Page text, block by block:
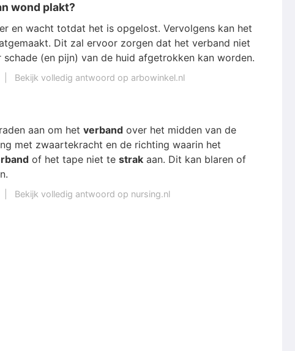
wond plakt?
en wacht totdat het is opgelost. Vervolgens kan het
Dit zal ervoor zorgen dat het verband niet
(en pijn) van de huid afgetrokken kan worden.
Bekijk volledig antwoord op arbowinkel.nl
aan om het verband over het midden van de
met zwaartekracht en de richting waarin het
of het tape niet te strak aan. Dit kan blaren of
Bekijk volledig antwoord op nursing.nl